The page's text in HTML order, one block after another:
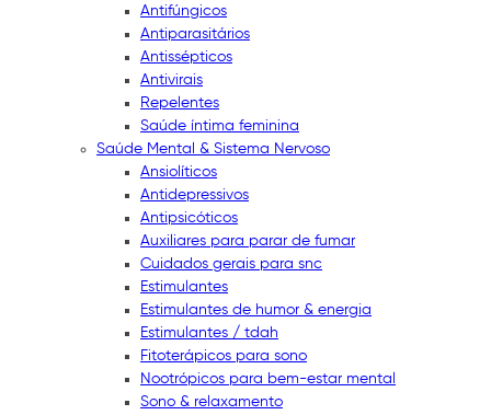
Antifúngicos
Antiparasitários
Antissépticos
Antivirais
Repelentes
Saúde íntima feminina
Saúde Mental & Sistema Nervoso
Ansiolíticos
Antidepressivos
Antipsicóticos
Auxiliares para parar de fumar
Cuidados gerais para snc
Estimulantes
Estimulantes de humor & energia
Estimulantes / tdah
Fitoterápicos para sono
Nootrópicos para bem-estar mental
Sono & relaxamento